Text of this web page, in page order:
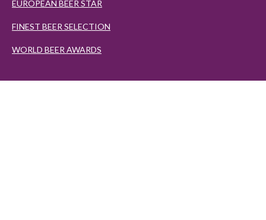
EUROPEAN BEER STAR
FINEST BEER SELECTION
WORLD BEER AWARDS